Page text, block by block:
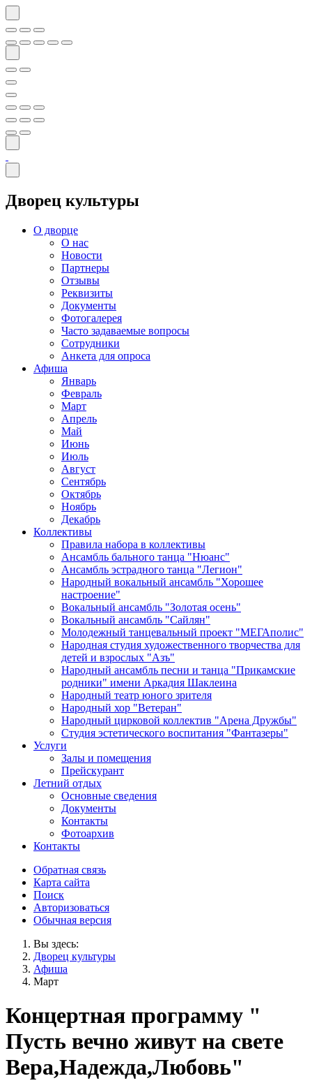
Дворец культуры
О дворце
О нас
Новости
Партнеры
Отзывы
Реквизиты
Документы
Фотогалерея
Часто задаваемые вопросы
Сотрудники
Анкета для опроса
Афиша
Январь
Февраль
Март
Апрель
Май
Июнь
Июль
Август
Сентябрь
Октябрь
Ноябрь
Декабрь
Коллективы
Правила набора в коллективы
Ансамбль бального танца "Нюанс"
Ансамбль эстрадного танца "Легион"
Народный вокальный ансамбль "Хорошее
настроение"
Вокальный ансамбль "Золотая осень"
Вокальный ансамбль "Сайлян"
Молодежный танцевальный проект "МЕГАполис"
Народная студия художественного творчества для
детей и взрослых "Азъ"
Народный ансамбль песни и танца "Прикамские
родники" имени Аркадия Шаклеина
Народный театр юного зрителя
Народный хор "Ветеран"
Народный цирковой коллектив "Арена Дружбы"
Студия эстетического воспитания "Фантазеры"
Услуги
Залы и помещения
Прейскурант
Летний отдых
Основные сведения
Документы
Контакты
Фотоархив
Контакты
Обратная связь
Карта сайта
Поиск
Авторизоваться
Обычная версия
Вы здесь:
Дворец культуры
Афиша
Март
Концертная программу "
Пусть вечно живут на свете
Вера,Надежда,Любовь"